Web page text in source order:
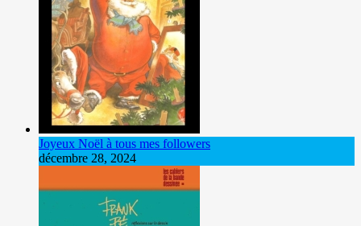
Joyeux Noël à tous mes followers
décembre 28, 2024